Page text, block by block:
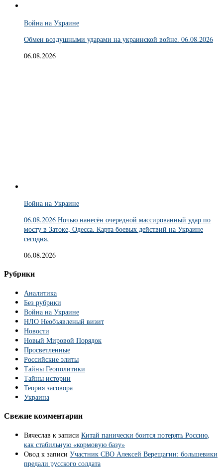
Война на Украине
Обмен воздушными ударами на украинской войне. 06.08.2026
06.08.2026
Война на Украине
06.08.2026 Ночью нанесён очередной массированный удар по
мосту в Затоке, Одесса. Карта боевых действий на Украине
сегодня.
06.08.2026
Рубрики
Аналитика
Без рубрики
Война на Украине
НЛО Необъявленый визит
Новости
Новый Мировой Порядок
Просветленные
Российские элиты
Тайны Геополитики
Тайны истории
Теория заговора
Украина
Свежие комментарии
Вячеслав к записи Китай панически боится потерять Россию,
как стабильную «кормовую базу»
Овод к записи Участник СВО Алексей Верещагин: большевики
предали русского солдата